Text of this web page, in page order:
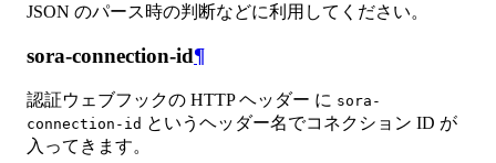
JSON のパース時の判断などに利用してください。
sora-connection-id¶
認証ウェブフックの HTTP ヘッダー に sora-
connection-id というヘッダー名でコネクション ID が
入ってきます。